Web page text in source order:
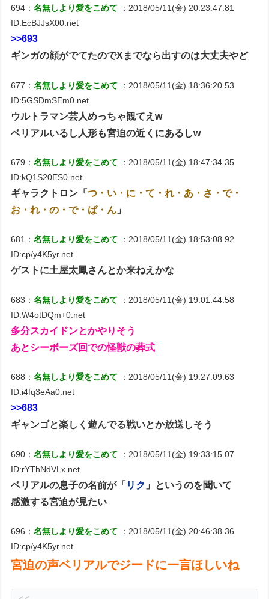
694：名無しより愛をこめて
：2018/05/11(金) 20:23:47.81
ID:EcBJJsX00.net
>>693
ギンガの顔がでてたのでXまでなら出すのは大丈夫やど
677：名無しより愛をこめて
：2018/05/11(金) 18:36:20.53
ID:5GSDmSEm0.net
ウルトラマン芸人めっちゃ観てえw
ベリアルいるし人形も宮迫の近くにあるしw
679：名無しより愛をこめて
：2018/05/11(金) 18:47:34.35
ID:kQ1S20ES0.net
ギャラクトロン「つ・い・に・て・れ・あ・さ・で・
お・れ・の・で・ば・ん 」
681：名無しより愛をこめて
：2018/05/11(金) 18:53:08.92
ID:cp/y4K5yr.net
ゲストに土屋太鳳さんとか来ねえかな
683：名無しより愛をこめて
：2018/05/11(金) 19:01:44.58
ID:W4otDQm+0.net
多分スカイドンとかやりそう
あとシーボーズ回での怪獣の葬式
688：名無しより愛をこめて
：2018/05/11(金) 19:27:09.63
ID:i4fq3eAa0.net
>>683
ギャンゴと楽しく遊んでる戦いとか放送しそう
690：名無しより愛をこめて
：2018/05/11(金) 19:33:15.07
ID:rYThNdVLx.net
ベリアルの息子の名前が「 リク 」というのを聞いて
感激する宮迫が見たい
696：名無しより愛をこめて
：2018/05/11(金) 20:46:38.36
ID:cp/y4K5yr.net
宮迫の声ベリアルでジードに一言ほしいね